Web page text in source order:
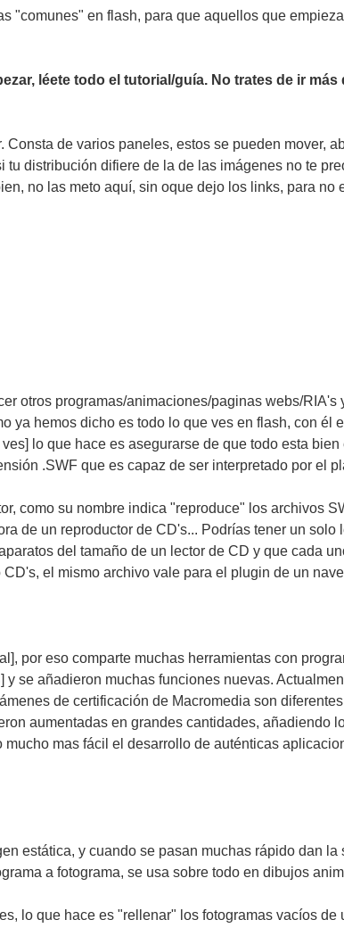
"comunes" en flash, para que aquellos que
léete todo el tutorial/guía. No trates de ir
de varios paneles, estos se pueden mover,
distribución difiere de la de las imágenes no te
no las meto aquí, sin oque dejo los links, para no
otros programas/animaciones/paginas webs/RIA's
ya hemos dicho es todo lo que ves en flash, con él
lo que hace es asegurarse de que todo esta bien
.SWF que es capaz de ser interpretado por el
como su nombre indica "reproduce" los archivos
de un reproductor de CD's... Podrías tener un solo
del tamaño de un lector de CD y que cada
el mismo archivo vale para el plugin de un
por eso comparte muchas herramientas con
se añadieron muchas funciones nuevas.
de certificación de Macromedia son
aumentadas en grandes cantidades, añadiendo
mas fácil el desarrollo de auténticas
estática, y cuando se pasan muchas rápido dan
a fotograma, se usa sobre todo en dibujos
lo que hace es "rellenar" los fotogramas vacíos